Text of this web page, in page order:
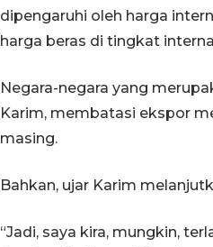
dipengaruhi oleh harga
harga beras di tingkat
Negara-negara yang
Karim, membatasi ekspor
masing.
Bahkan, ujar Karim
“Jadi, saya kira, mungkin,